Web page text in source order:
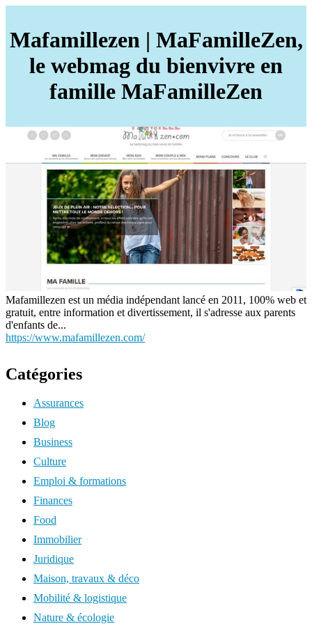
Mafamil­le­zen | MaFa­mil­leZen,
le webmag du bienvivre en
famille MaFa­mil­leZen
Mafamillezen est un média indépendant lancé en 2011, 100% web et
gratuit, entre information et divertissement, il s'adresse aux parents
d'enfants de...
https://www.mafamillezen.com/
Catégories
Assurances
Blog
Business
Culture
Emploi & formations
Finances
Food
Immobilier
Juridique
Maison, travaux & déco
Mobilité & logistique
Nature & écologie